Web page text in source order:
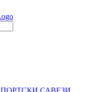
САВЕЗИ